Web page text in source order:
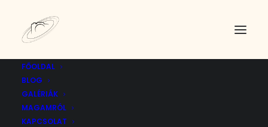
FŐOLDAL
BLOG
GALÉRIÁK
MAGAMRÓL
KAPCSOLAT